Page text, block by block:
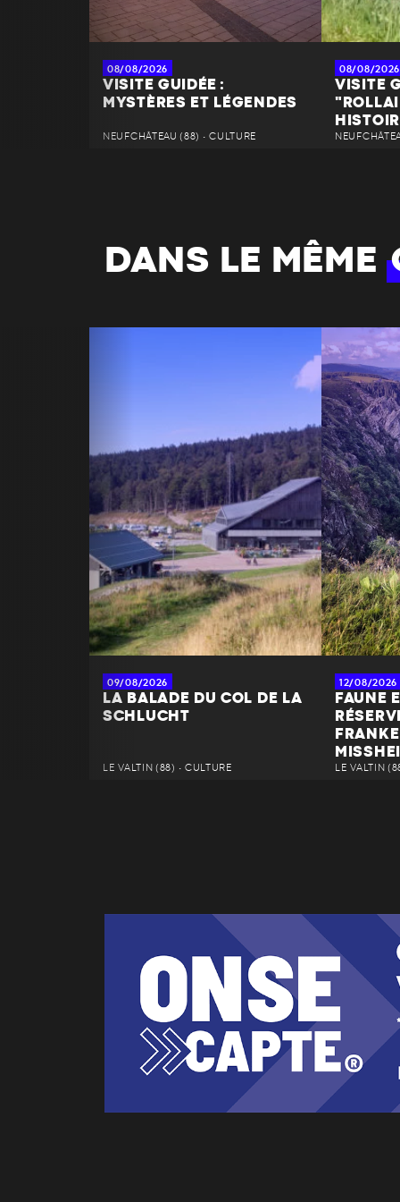
08/08/2026
VISITE GUIDÉE :
MYSTÈRES ET LÉGENDES
NEUFCHÂTEAU (88) • CULTURE
08/08/2026
VISITE
DANS LE MÊME
09/08/2026
LA BALADE DU COL DE LA
SCHLUCHT
LE VALTIN (88) • CULTURE
12/08/2026
FAUNE
LE VALTIN